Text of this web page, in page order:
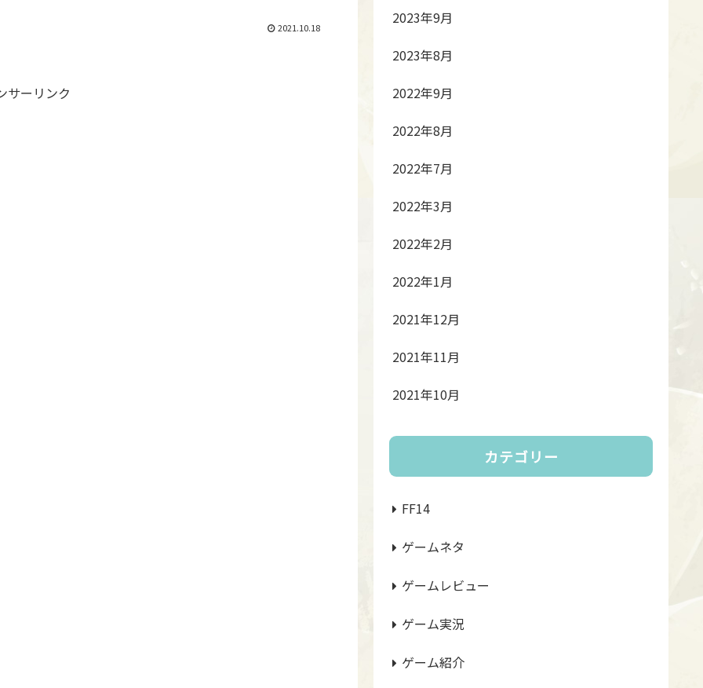
2021.10.18
サーリンク
2023年9月
2023年8月
2022年9月
2022年8月
2022年7月
2022年3月
2022年2月
2022年1月
2021年12月
2021年11月
2021年10月
カテゴリー
FF14
ゲームネタ
ゲームレビュー
ゲーム実況
ゲーム紹介